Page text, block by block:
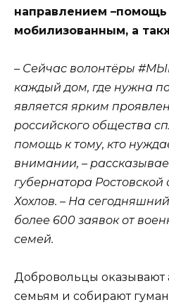
направлением
мобилизованным, а
– Сейчас волонтёры
каждый дом, где нужна
является ярким
российского общества
помощь к тому, кто
внимании, –
губернатора
Хохлов. – На
более 600 заявок от
семей.
Добровольцы
семьям и собирают